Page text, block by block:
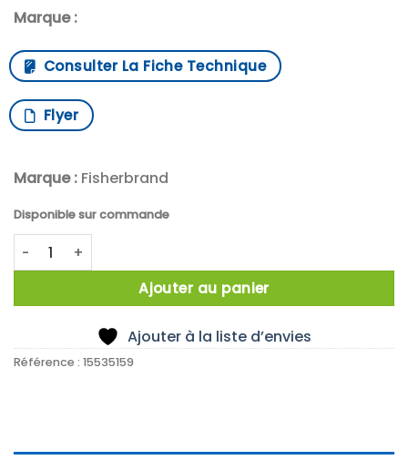
Marque :
Consulter La Fiche Technique
Flyer
Marque : Fisherbrand
Disponible sur commande
quantité de Poids etalon cylindrique 20g M1 inox cert
Ajouter au panier
Ajouter à la liste d’envies
Référence : 15535159